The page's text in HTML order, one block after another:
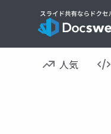
人気